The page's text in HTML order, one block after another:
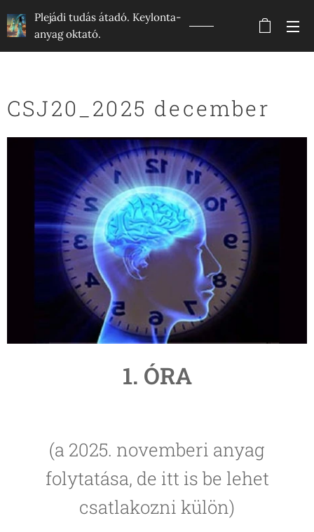
Plejádi tudás átadó. Keylonta-
anyag oktató.
CSJ20_2025 december
1. ÓRA
(a 2025. novemberi anyag
folytatása, de itt is be lehet
csatlakozni külön)